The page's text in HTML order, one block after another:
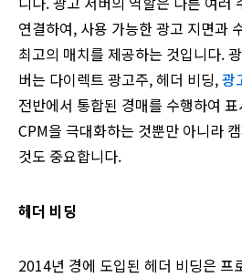
연결하여, 사용 가능한 광고 지면과
최고의 매치를 제공하는 것입니다.
버는 다이렉트 광고주, 헤더 비딩,광
전반에서 통합된 경매를 수행하여
CPM을 극대화하는 것뿐만 아니라
것도 중요합니다.
헤더 비딩
2014년 경에 도입된 헤더 비딩은 프